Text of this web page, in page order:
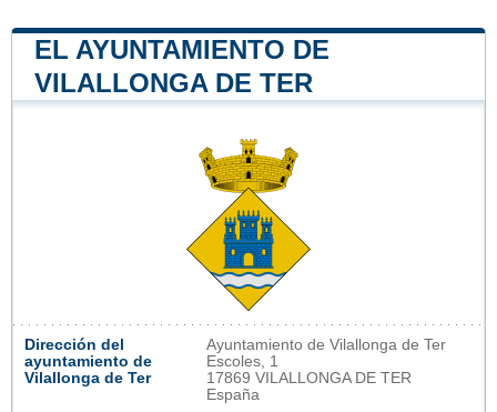
EL AYUNTAMIENTO DE
VILALLONGA DE TER
Dirección del
ayuntamiento de
Vilallonga de Ter
Ayuntamiento de Vilallonga de Ter
Escoles, 1
17869 VILALLONGA DE TER
España